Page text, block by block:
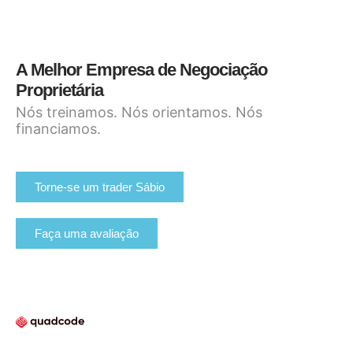
A Melhor Empresa de Negociação
Proprietária
Nós treinamos. Nós orientamos. Nós
financiamos.
Torne-se um trader Sábio
Faça uma avaliação